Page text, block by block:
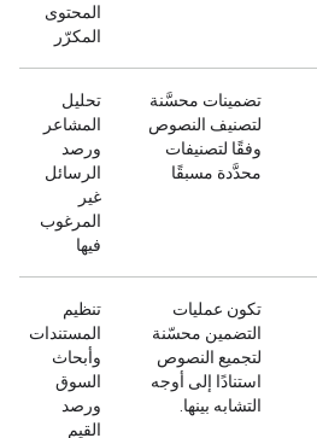
المحتوى
المكرّر
تضمينات محسَّنة
لتصنيف النصوص
وفقًا لتصنيفات
محدَّدة مسبقًا
تحليل
المشاعر
ورصد
الرسائل
غير
المرغوب
فيها
تكون عمليات
التضمين محسّنة
لتجميع النصوص
استنادًا إلى أوجه
التشابه بينها.
تنظيم
المستندات
وأبحاث
السوق
ورصد
القيم